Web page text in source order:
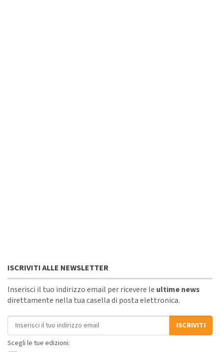
ISCRIVITI ALLE NEWSLETTER
Inserisci il tuo indirizzo email per ricevere le ultime news
direttamente nella tua casella di posta elettronica.
Indirizzo email
ISCRIVITI
Scegli le tue edizioni: